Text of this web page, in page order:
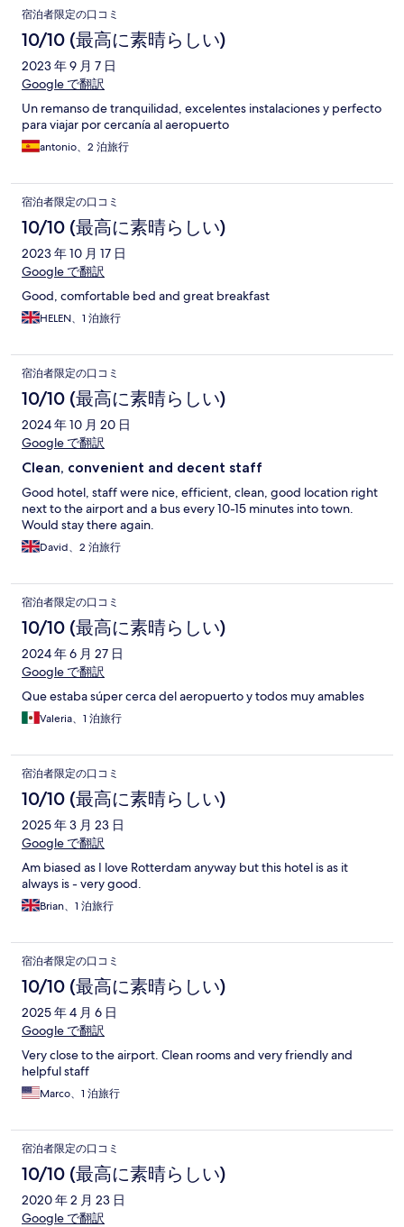
宿泊者限定の口コミ
10/10 (最高に素晴らしい)
2023 年 9 月 7 日
Google で翻訳
Un remanso de tranquilidad, excelentes instalaciones y perfecto
para viajar por cercanía al aeropuerto
antonio、2 泊旅行
宿泊者限定の口コミ
10/10 (最高に素晴らしい)
2023 年 10 月 17 日
Google で翻訳
Good, comfortable bed and great breakfast
HELEN、1 泊旅行
宿泊者限定の口コミ
10/10 (最高に素晴らしい)
2024 年 10 月 20 日
Google で翻訳
Clean, convenient and decent staff
Good hotel, staff were nice, efficient, clean, good location right
next to the airport and a bus every 10-15 minutes into town.
Would stay there again.
David、2 泊旅行
宿泊者限定の口コミ
10/10 (最高に素晴らしい)
2024 年 6 月 27 日
Google で翻訳
Que estaba súper cerca del aeropuerto y todos muy amables
Valeria、1 泊旅行
宿泊者限定の口コミ
10/10 (最高に素晴らしい)
2025 年 3 月 23 日
Google で翻訳
Am biased as I love Rotterdam anyway but this hotel is as it
always is - very good.
Brian、1 泊旅行
宿泊者限定の口コミ
10/10 (最高に素晴らしい)
2025 年 4 月 6 日
Google で翻訳
Very close to the airport. Clean rooms and very friendly and
helpful staff
Marco、1 泊旅行
宿泊者限定の口コミ
10/10 (最高に素晴らしい)
2020 年 2 月 23 日
Google で翻訳